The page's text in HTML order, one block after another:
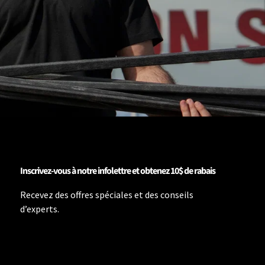
Inscrivez-vous à notre infolettre et obtenez 10$ de rabais
Recevez des offres spéciales et des conseils
d’experts.